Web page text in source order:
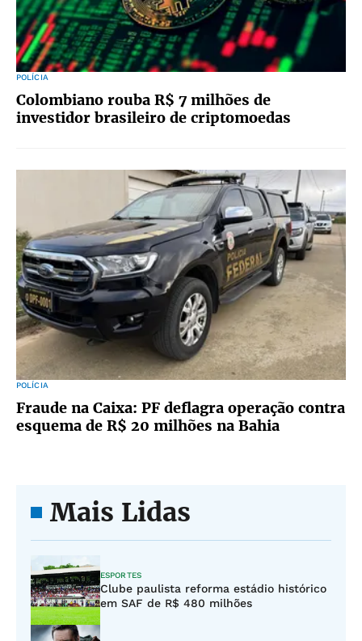
POLÍCIA
Colombiano rouba R$ 7 milhões de
investidor brasileiro de criptomoedas
POLÍCIA
Fraude na Caixa: PF deflagra operação contra
esquema de R$ 20 milhões na Bahia
Mais Lidas
ESPORTES
Clube paulista reforma estádio histórico
em SAF de R$ 480 milhões